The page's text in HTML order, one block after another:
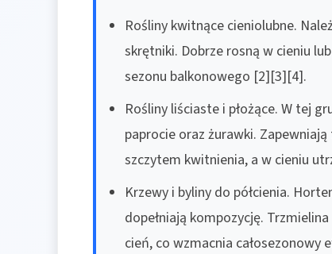
Rośliny kwitnące cieniolubne.
skrętniki. Dobrze rosną w cieniu
sezonu balkonowego [2][3][4].
Rośliny liściaste i płożące. W tej
paprocie oraz żurawki.
szczytem kwitnienia, a w cieniu
Krzewy i byliny do półcienia.
dopełniają kompozycję.
cień, co wzmacnia całosezonowy